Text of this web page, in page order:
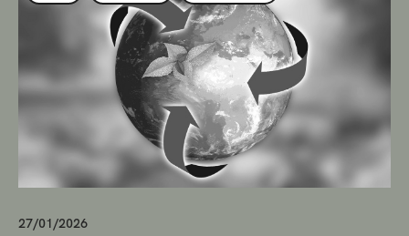
27/01/2026